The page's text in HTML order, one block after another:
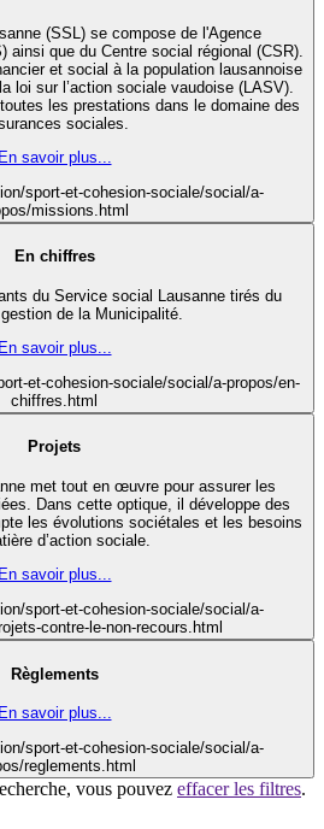
(SSL) se compose de l'Agence
ainsi que du Centre social régional (CSR).
et social à la population lausannoise
loi sur l’action sociale vaudoise (LASV).
les prestations dans le domaine des
sociales.
En savoir plus...
sport-et-cohesion-sociale/social/a-
missions.html
En chiffres
du Service social Lausanne tirés du
de la Municipalité.
En savoir plus...
et-cohesion-sociale/social/a-propos/en-
chiffres.html
Projets
met tout en œuvre pour assurer les
Dans cette optique, il développe des
les évolutions sociétales et les besoins
d’action sociale.
En savoir plus...
sport-et-cohesion-sociale/social/a-
contre-le-non-recours.html
Règlements
En savoir plus...
sport-et-cohesion-sociale/social/a-
reglements.html
vous pouvez effacer les filtres.